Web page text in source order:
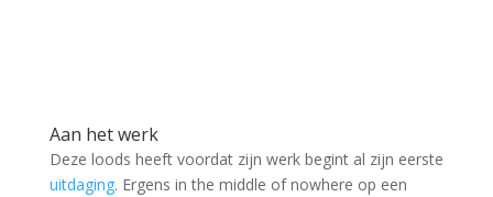
Aan het werk
Deze loods heeft voordat zijn werk begint al zijn eerste
uitdaging. Ergens in the middle of nowhere op een